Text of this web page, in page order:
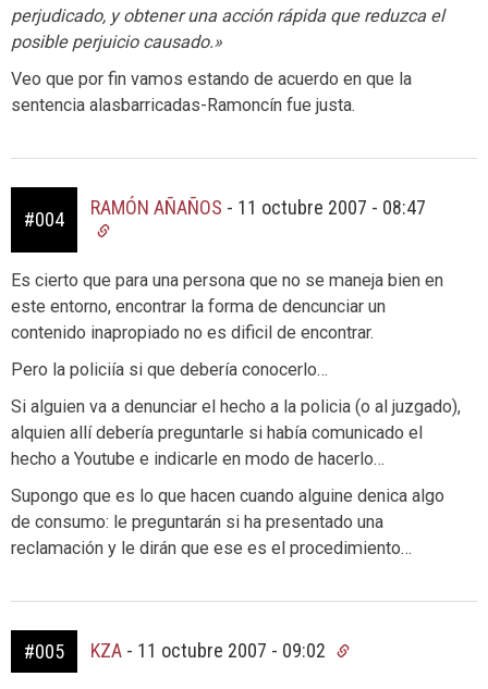
perjudicado, y obtener una acción rápida que reduzca el
posible perjuicio causado.»
Veo que por fin vamos estando de acuerdo en que la
sentencia alasbarricadas-Ramoncín fue justa.
#004
RAMÓN AÑAÑOS - 11 octubre 2007 - 08:47
Es cierto que para una persona que no se maneja bien en
este entorno, encontrar la forma de dencunciar un
contenido inapropiado no es dificil de encontrar.
Pero la policiía si que debería conocerlo…
Si alguien va a denunciar el hecho a la policia (o al juzgado),
alquien allí debería preguntarle si había comunicado el
hecho a Youtube e indicarle en modo de hacerlo…
Supongo que es lo que hacen cuando alguine denica algo
de consumo: le preguntarán si ha presentado una
reclamación y le dirán que ese es el procedimiento…
#005 KZA - 11 octubre 2007 - 09:02